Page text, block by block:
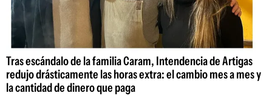
Tras escándalo de la familia Caram, Intendencia de Artigas
redujo drásticamente las horas extra: el cambio mes a mes y
la cantidad de dinero que paga